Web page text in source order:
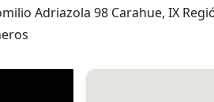
Adriazola 98 Carahue, IX